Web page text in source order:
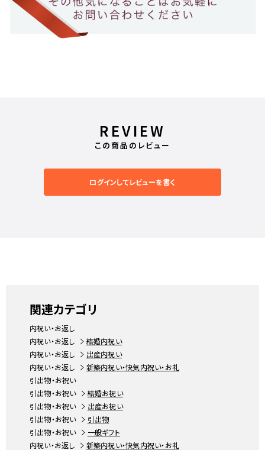
REVIEW
この商品のレビュー
ログインしてレビューを書く
関連カテゴリ
内祝い・お返し
内祝い・お返し
結婚内祝い
内祝い・お返し
出産内祝い
内祝い・お返し
新築内祝い・快気内祝い・お礼
引出物・お祝い
引出物・お祝い
結婚お祝い
引出物・お祝い
出産お祝い
引出物・お祝い
引出物
引出物・お祝い
一般ギフト
内祝い・お返し
新築内祝い・快気内祝い・お礼